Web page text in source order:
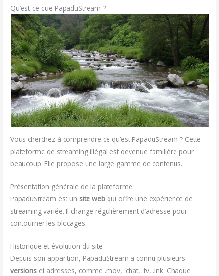
Qu’est-ce que PapaduStream ?
Vous cherchez à comprendre ce qu’est PapaduStream ? Cette
plateforme de streaming illégal est devenue familière pour
beaucoup. Elle propose une large gamme de contenus.
Présentation générale de la plateforme
PapaduStream est un site web qui offre une expérience de
streaming variée. Il change régulièrement d’adresse pour
contourner les blocages.
Historique et évolution du site
Depuis son apparition, PapaduStream a connu plusieurs
versions et adresses, comme .mov, .chat, .tv, .ink. Chaque